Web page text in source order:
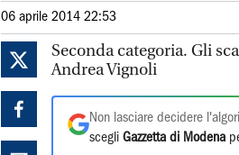
06 aprile 2014 22:53
Seconda categoria. Gli
Andrea Vignoli
Non lasciare decidere
scegli Gazzetta di Modena